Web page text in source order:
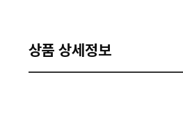
상품 상세정보